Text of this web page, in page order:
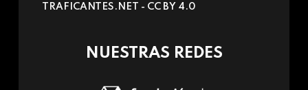
e-
TRAFICANTES.NET - CC BY 4.0
NUESTRAS REDES